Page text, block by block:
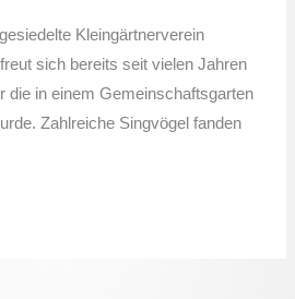
Kleingärtnerverein
sich bereits seit vielen Jahren
die in einem Gemeinschaftsgarten
Zahlreiche Singvögel fanden